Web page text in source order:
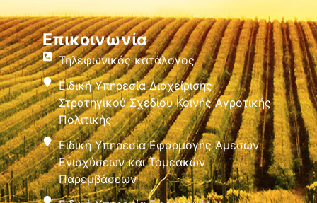
Επικοινωνία
Τηλεφωνικός κατάλογος
Ειδική Υπηρεσία Διαχείρισης
Στρατηγικού Σχεδίου Κοινής Αγροτικής
Πολιτικής
Ειδική Υπηρεσία Εφαρμογής Άμεσων
Ενισχύσεων και Τομεακών
Παρεμβάσεων